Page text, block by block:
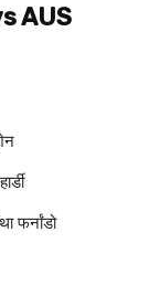
AUS
फर्नांडो